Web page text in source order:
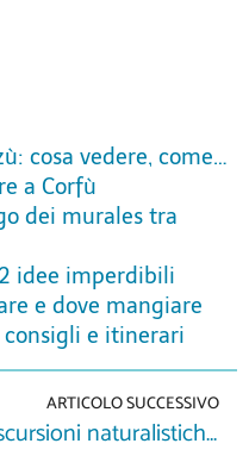
cosa vedere, come…
a Corfù
dei murales tra
idee imperdibili
e dove mangiare
consigli e itinerari
ARTICOLO SUCCESSIVO
Escursioni naturalistiche e passeggiate a cavallo in Umbria